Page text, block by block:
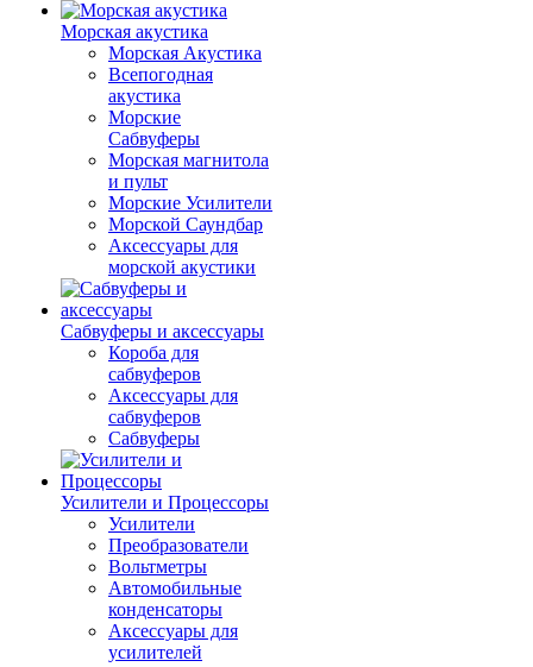
Морская акустика
Морская Акустика
Всепогодная
акустика
Морские
Сабвуферы
Морская магнитола
и пульт
Морские Усилители
Морской Cаундбар
Аксессуары для
морской акустики
Сабвуферы и аксессуары
Короба для
сабвуферов
Аксессуары для
сабвуферов
Сабвуферы
Усилители и Процессоры
Усилители
Преобразователи
Вольтметры
Автомобильные
конденсаторы
Аксессуары для
усилителей